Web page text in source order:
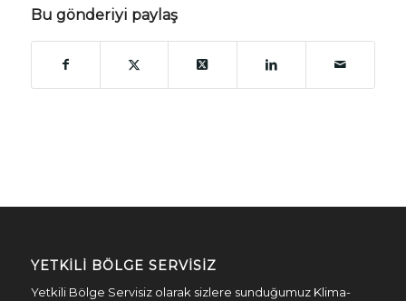
Bu gönderiyi paylaş
YETKILI BÖLGE SERVISIZ
Yetkili Bölge Servisiz olarak sizlere sunduğumuz Klima-